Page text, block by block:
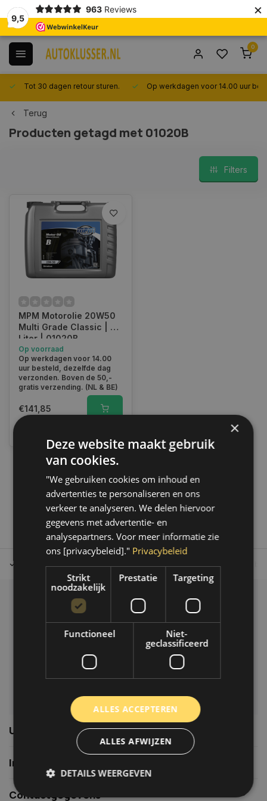
9,5
963 Reviews ×
0
Tot 30 dagen retour sturen. Op werkdagen voor 14.00 uur
Terug
Producten getagd met 01020B
Filters
MPM Motorolie 20W50
Multi Grade Classic | 20
Liter | 01020B
Op voorraad
Op werkdagen voor 14.00
uur besteld, dezelfde dag
verzonden. Boven de 50,-
gratis verzending. (NL & BE)
€141,85
1
Tot 30 dagen retour sturen. Op werkdagen voor 14.00 uur
Klantenservice
Veelgestelde vragen
06-39119169
info@autoklusser.nl
Usefull links
Informatie
Contactgegevens
×
Deze website maakt gebruik
van cookies.
"We gebruiken cookies om inhoud en
advertenties te personaliseren en ons
verkeer te analyseren. We delen hiervoor
gegevens met advertentie- en
analysepartners. Voor meer informatie zie
ons [privacybeleid]." Privacybeleid
Strikt
noodzakelijk
Prestatie Targeting
Functioneel
Niet-
geclassificeerd
ALLES ACCEPTEREN
ALLES AFWIJZEN
DETAILS WEERGEVEN